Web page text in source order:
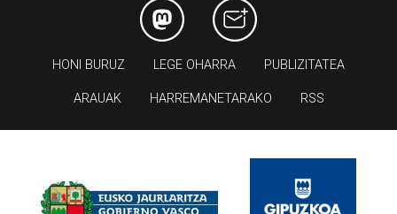
HONI BURUZ LEGE OHARRA PUBLIZITATEA
ARAUAK HARREMANETARAKO RSS